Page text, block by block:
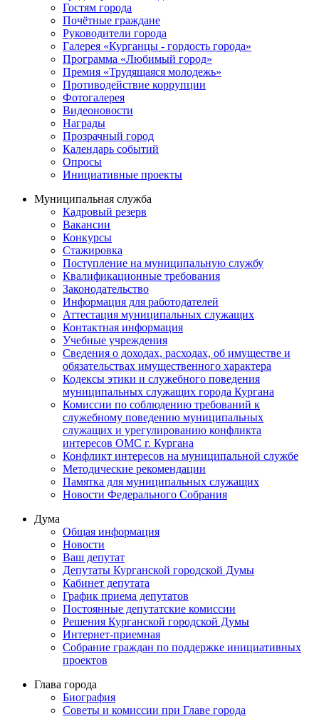
Гостям города
Почётные граждане
Руководители города
Галерея «Курганцы - гордость города»
Программа «Любимый город»
Премия «Трудящаяся молодежь»
Противодействие коррупции
Фотогалерея
Видеоновости
Награды
Прозрачный город
Календарь событий
Опросы
Инициативные проекты
Муниципальная служба
Кадровый резерв
Вакансии
Конкурсы
Стажировка
Поступление на муниципальную службу
Квалификационные требования
Законодательство
Информация для работодателей
Аттестация муниципальных служащих
Контактная информация
Учебные учреждения
Сведения о доходах, расходах, об имуществе и
обязательствах имущественного характера
Кодексы этики и служебного поведения
муниципальных служащих города Кургана
Комиссии по соблюдению требований к
служебному поведению муниципальных
служащих и урегулированию конфликта
интересов ОМС г. Кургана
Конфликт интересов на муниципальной службе
Методические рекомендации
Памятка для муниципальных служащих
Новости Федерального Cобрания
Дума
Общая информация
Новости
Ваш депутат
Депутаты Курганской городской Думы
Кабинет депутата
График приема депутатов
Постоянные депутатские комиссии
Решения Курганской городской Думы
Интернет-приемная
Собрание граждан по поддержке инициативных
проектов
Глава города
Биография
Советы и комиссии при Главе города